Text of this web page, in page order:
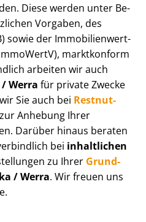
Diese werden unter Be­
Vorgaben, des
sowie der Im­mo­bi­li­en­wert­
marktkonform
arbeiten wir auch
Werra für private Zwecke
Sie auch bei Rest­nut­
zur Anhebung Ihrer
Darüber hinaus beraten
bei inhaltlichen
zu Ihrer Grund­
/ Werra. Wir freuen uns